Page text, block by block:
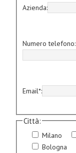
Azienda:
Numero telefono:
Email*:
Città:
Milano
Bologna